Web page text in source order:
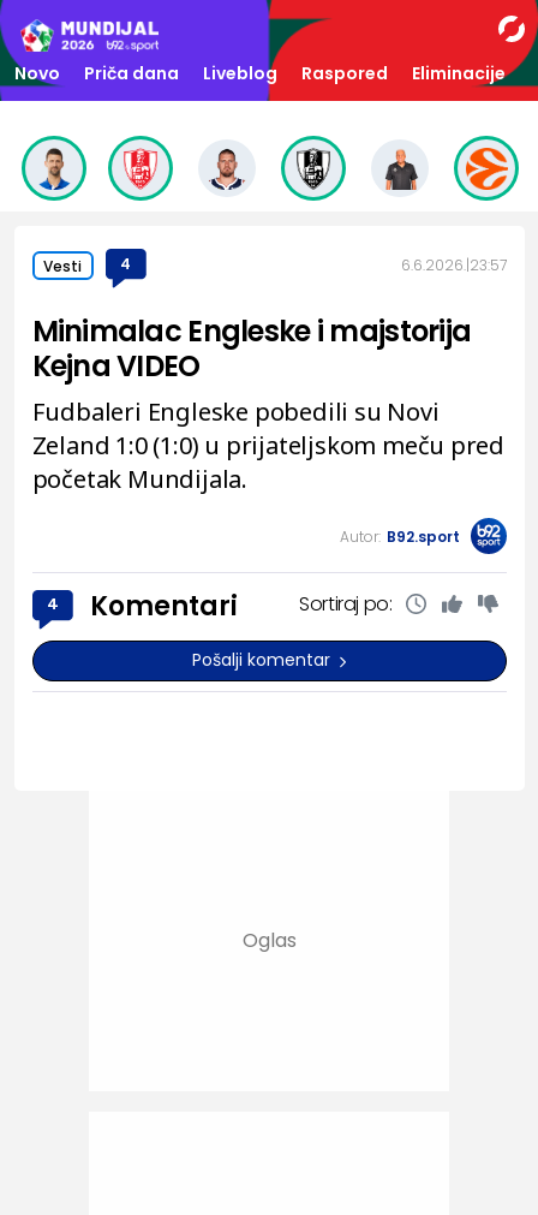
Novo Priča dana Liveblog Raspored Eliminacije
Vesti 4 6.6.2026. 23:57
Minimalac Engleske i majstorija
Kejna VIDEO
Fudbaleri Engleske pobedili su Novi
Zeland 1:0 (1:0) u prijateljskom meču pred
početak Mundijala.
Autor: B92.sport
4 Komentari Sortiraj po:
Pošalji komentar